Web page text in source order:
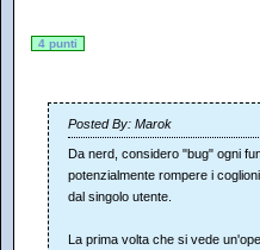
4 punti
Posted By: Marok
Da nerd, considero "bug" ogni
potenzialmente rompere i
dal singolo utente.
La prima volta che si vede